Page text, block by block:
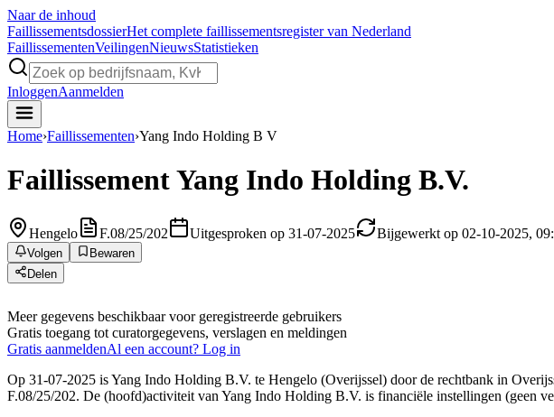
Naar de inhoud
FaillissementsdossierHet complete faillissementsregister van Nederland
FaillissementenVeilingenNieuwsStatistieken
InloggenAanmelden
Home›Faillissementen›Yang Indo Holding B V
FaillissementYang Indo Holding B.V.
Hengelo F.08/25/202 Uitgesproken op 31-07-2025 Bijgewerkt op 02-10-2025,
Volgen
Bewaren
Delen
Meer gegevens beschikbaar voor geregistreerde gebruikers
Gratis toegang tot curatorgegevens, verslagen en meldingen
Gratis aanmeldenAl een account? Log in
Op 31-07-2025 is Yang Indo Holding B.V. te Hengelo (Overijssel) door de rechtbank in
F.08/25/202. De (hoofd)activiteit van Yang Indo Holding B.V. is financiële instellingen (geen